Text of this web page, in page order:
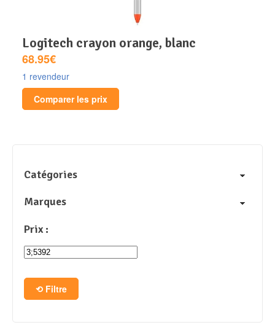
logitech crayon orange, blanc
68.95€
1 revendeur
Comparer les prix
Catégories
Marques
Prix :
Filtre